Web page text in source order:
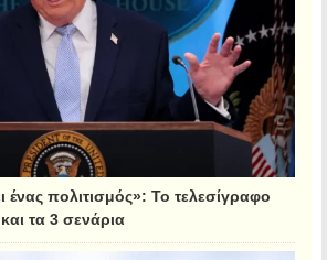
ένας πολιτισμός»: Το τελεσίγραφο
τα 3 σενάρια